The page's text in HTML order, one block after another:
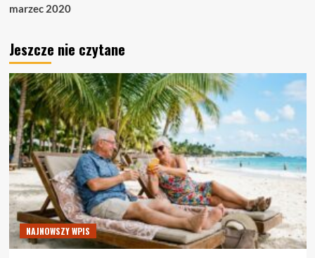
marzec 2020
Jeszcze nie czytane
NAJNOWSZY WPIS